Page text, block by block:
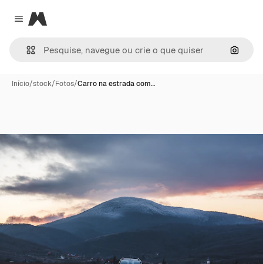
Close menu
Magnific
Início/stock/Fotos/Carro na estrada com…